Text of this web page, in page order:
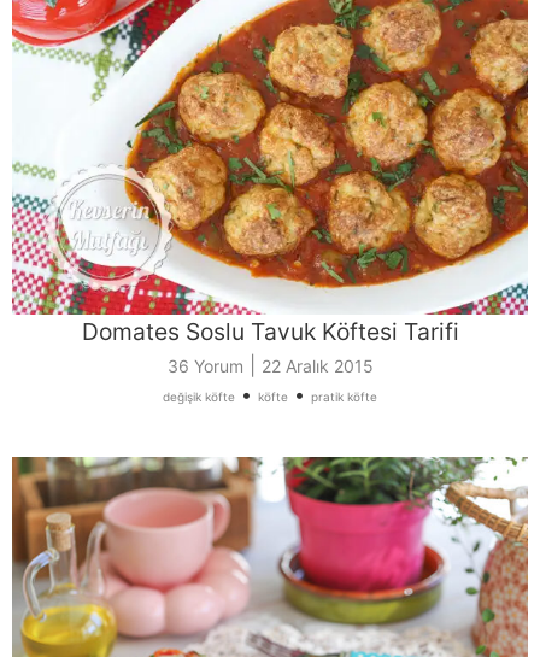
Domates Soslu Tavuk Köftesi Tarifi
36 Yorum 22 Aralık 2015
değişik köfte • köfte • pratik köfte